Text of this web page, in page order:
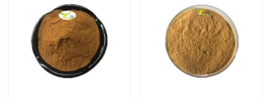
Visite de l'usine
Contrôle de la qualité